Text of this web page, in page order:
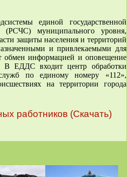
единой государственной
(РСЧС) муниципального уровня,
защиты населения и территорий
и привлекаемыми для
обмен информацией и оповещение
В ЕДДС входит центр обработки
по единому номеру «112»,
на территории города
работников (Скачать)